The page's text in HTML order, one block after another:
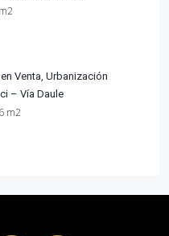
Venta, Urbanización
– Vía Daule
m2